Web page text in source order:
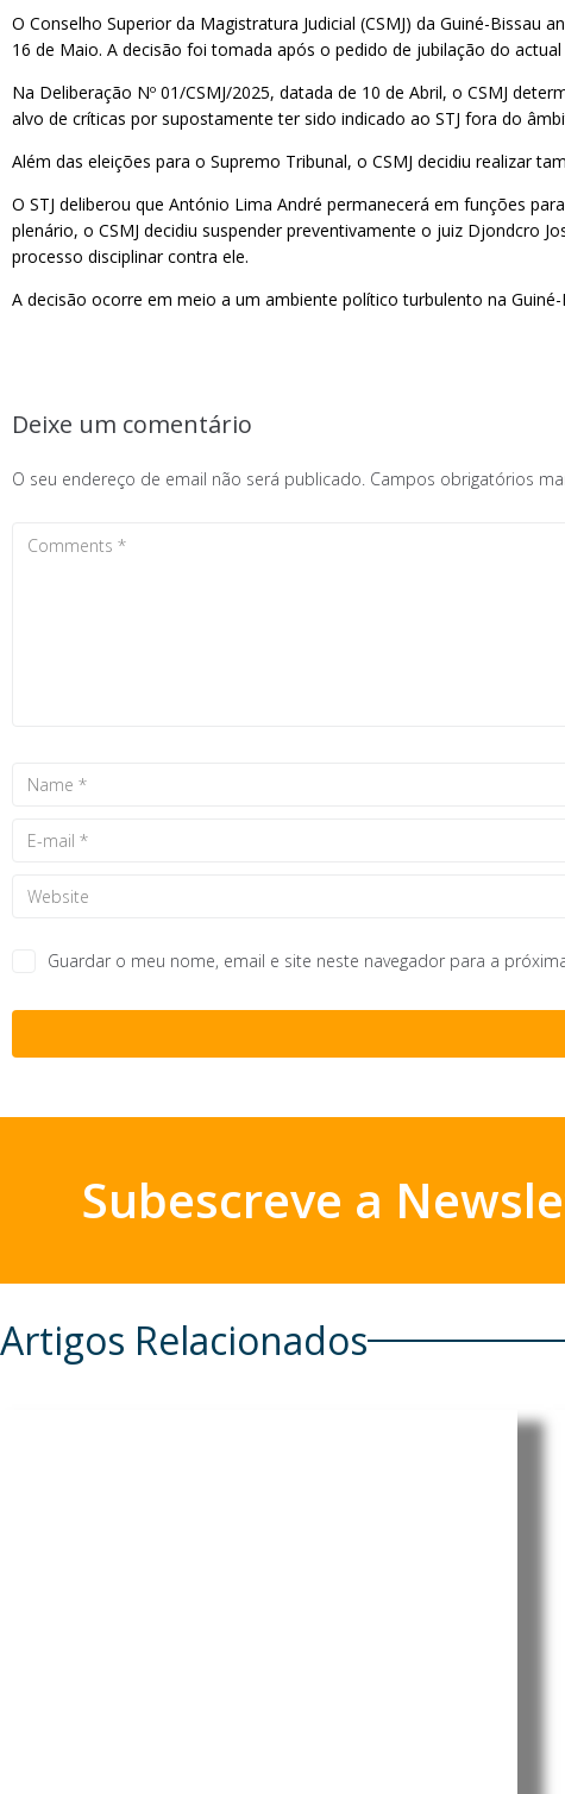
O Conselho Superior da Magistratura Judicial (CSMJ) da Guiné-Bissau
16 de Maio. A decisão foi tomada após o pedido de jubilação do
Na Deliberação Nº 01/CSMJ/2025, datada de 10 de Abril, o CSMJ
alvo de críticas por supostamente ter sido indicado ao STJ fora do
Além das eleições para o Supremo Tribunal, o CSMJ decidiu realizar
O STJ deliberou que António Lima André permanecerá em funções
plenário, o CSMJ decidiu suspender preventivamente o juiz Djondcro
processo disciplinar contra ele.
A decisão ocorre em meio a um ambiente político turbulento na
Deixe um comentário
O seu endereço de email não será publicado. Campos obrigatórios
Guardar o meu nome, email e site neste navegador para a
Subescreve a
Artigos Relacionados